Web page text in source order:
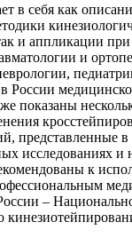
в себя как
и аппликации
и
России
показаны
представленные
исследованиях и
к
–